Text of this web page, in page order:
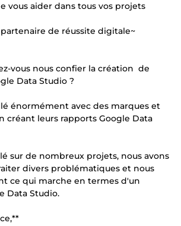
vous aider dans tous vos projets
partenaire de réussite digitale~
vous nous confier la création de
Data Studio ?
énormément avec des marques et
créant leurs rapports Google Data
sur de nombreux projets, nous avons
divers problématiques et nous
ce qui marche en termes d'un
Data Studio.